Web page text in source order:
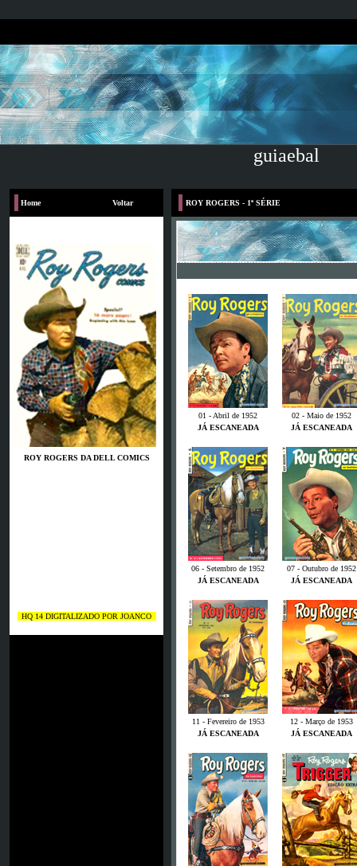
guiaebal
Home Voltar
ROY ROGERS DA DELL COMICS
HQ 14 DIGITALIZADO POR JOANCO
ROY ROGERS - 1ª SÉRIE
01 - Abril de 1952
02 - Maio de 1952
JÁ ESCANEADA
JÁ ESCANEADA
06 - Setembro de 1952
07 - Outubro de 1952
JÁ ESCANEADA
JÁ ESCANEADA
11 - Fevereiro de 1953
12 - Março de 1953
JÁ ESCANEADA
JÁ ESCANEADA